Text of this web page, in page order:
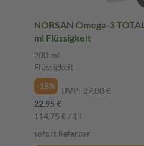
NORSAN Omega-3
ml Flüssigkeit
200 ml
Flüssigkeit
-15%
UVP: 27,00 €
22,95 €
114,75 € / 1 l
sofort lieferbar